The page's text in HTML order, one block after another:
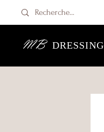
MBDRESSING